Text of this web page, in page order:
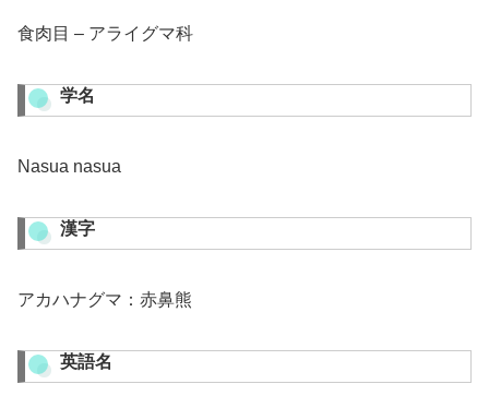
食肉目 – アライグマ科
学名
Nasua nasua
漢字
アカハナグマ：赤鼻熊
英語名